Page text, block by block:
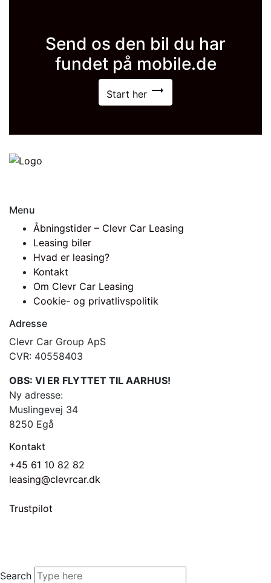
Send os den bil du har
fundet på mobile.de
Start her trending_flat
Menu
Åbningstider – Clevr Car Leasing
Leasing biler
Hvad er leasing?
Kontakt
Om Clevr Car Leasing
Cookie- og privatlivspolitik
Adresse
Clevr Car Group ApS
CVR: 40558403
OBS: VI ER FLYTTET TIL AARHUS!
Ny adresse:
Muslingevej 34
8250 Egå
Kontakt
+45 61 10 82 82
leasing@clevrcar.dk
Trustpilot
Search